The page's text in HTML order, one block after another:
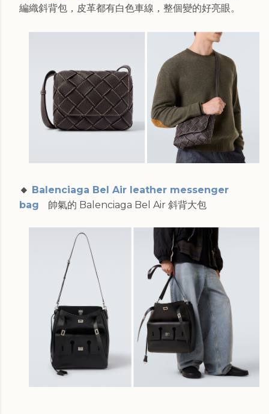
編織斜背包，皮革都有白色車線，整個變的好亮眼。
🔸 Balenciaga Bel Air leather messenger
bag
帥氣的 Balenciaga Bel Air 斜背大包